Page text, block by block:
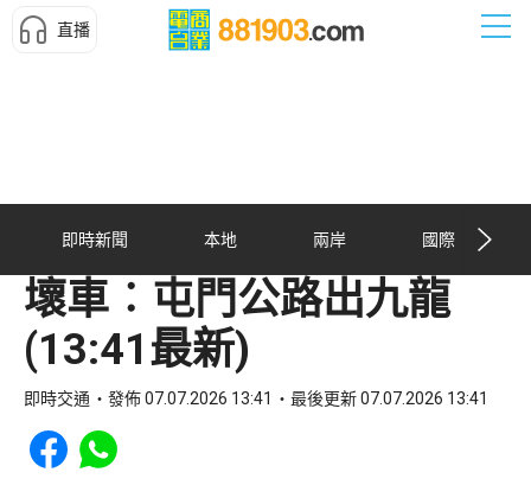
直播
即時新聞 本地 兩岸 國際
壞車︰屯門公路出九龍
(13:41最新)
即時交通 發佈 07.07.2026 13:41 最後更新 07.07.2026 13:41
Share to Facebook
Share to WhatsApp